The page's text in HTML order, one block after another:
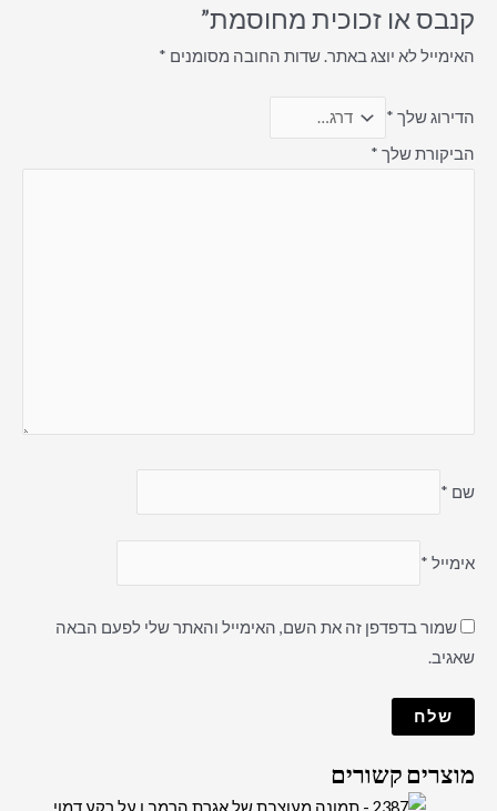
קנבס או זכוכית מחוסמת”
האימייל לא יוצג באתר.שדות החובה מסומנים *
הדירוג שלך *
הביקורת שלך *
שם *
אימייל *
שמור בדפדפן זה את השם, האימייל והאתר שלי לפעם הבאה
שאגיב.
מוצרים קשורים